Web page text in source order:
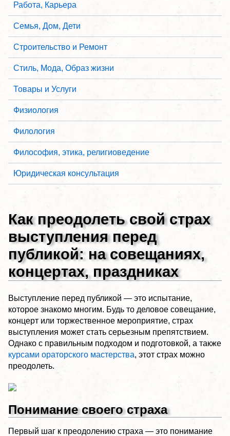
Работа, Карьера
Семья, Дом, Дети
Строительство и Ремонт
Стиль, Мода, Образ жизни
Товары и Услуги
Физиология
Филология
Философия, этика, религиоведение
Юридическая консультация
Как преодолеть свой страх
выступления перед
публикой: на совещаниях,
концертах, праздниках
Выступление перед публикой — это испытание,
которое знакомо многим. Будь то деловое совещание,
концерт или торжественное мероприятие, страх
выступления может стать серьезным препятствием.
Однако с правильным подходом и подготовкой, а также
курсами ораторского мастерства, этот страх можно
преодолеть.
Понимание своего страха
Первый шаг к преодолению страха — это понимание